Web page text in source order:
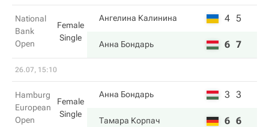
National
Bank
Open
Female
Single
Ангелина Калинина 4 5
Анна Бондарь 6 7
26.07, 15:10
Hamburg
European
Open
Female
Single
Анна Бондарь 3 3
Тамара Корпач 6 6